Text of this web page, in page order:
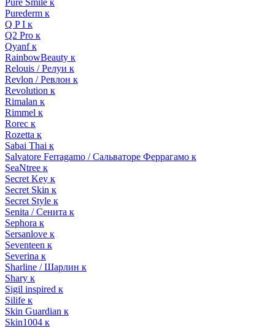
Pure Smile к
Purederm к
Q P I к
Q2 Pro к
Qyanf к
RainbowBeauty к
Relouis / Релуи к
Revlon / Ревлон к
Revolution к
Rimalan к
Rimmel к
Rorec к
Rozetta к
Sabai Thai к
Salvatore Ferragamo / Сальваторе Феррагамо к
SeaNtree к
Secret Key к
Secret Skin к
Secret Style к
Senita / Сенита к
Sephora к
Sersanlove к
Seventeen к
Severina к
Sharline / Шарлин к
Shary к
Sigil inspired к
Silife к
Skin Guardian к
Skin1004 к